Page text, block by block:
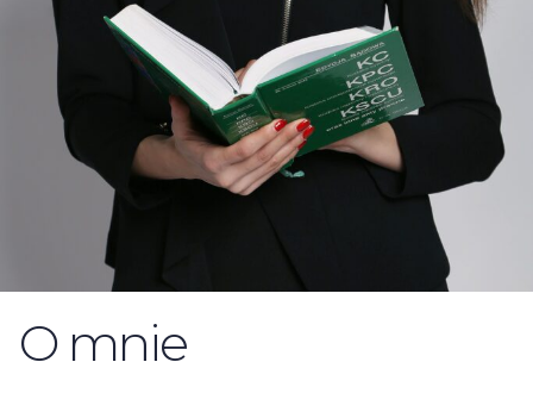
O mnie